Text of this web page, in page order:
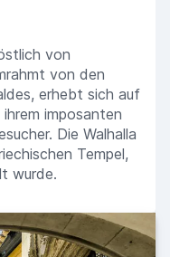
von
von den
erhebt sich auf
imposanten
Die Walhalla
Tempel,
wurde.